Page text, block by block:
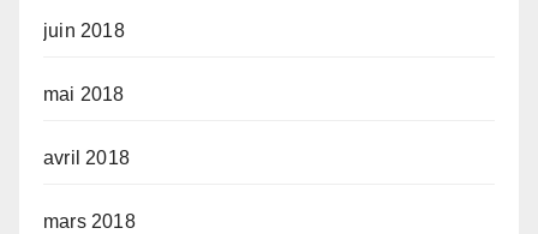
juin 2018
mai 2018
avril 2018
mars 2018